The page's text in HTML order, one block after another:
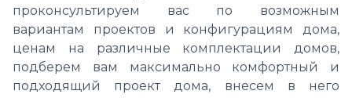
проконсультируем вас по возможным
вариантам проектов и конфигурациям дома,
ценам на различные комплектации домов,
подберем вам максимально комфортный и
подходящий проект дома, внесем в него